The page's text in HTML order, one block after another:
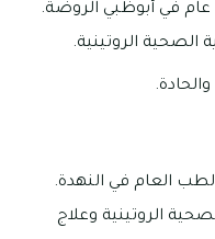
في أبوظبي الروضة.
الروتينية.
العام في النهدة.
الروتينية وعلاج